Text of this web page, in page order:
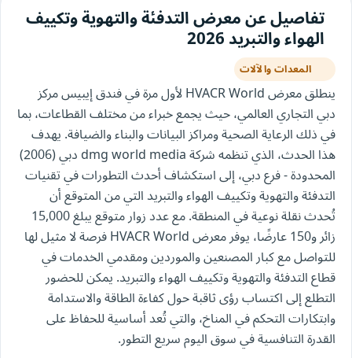
تفاصيل عن معرض التدفئة والتهوية وتكييف
الهواء والتبريد 2026
المعدات والآلات
ينطلق معرض HVACR World لأول مرة في فندق إيبيس مركز
دبي التجاري العالمي، حيث يجمع خبراء من مختلف القطاعات، بما
في ذلك الرعاية الصحية ومراكز البيانات والبناء والضيافة. يهدف
هذا الحدث، الذي تنظمه شركة dmg world media دبي (2006)
المحدودة - فرع دبي، إلى استكشاف أحدث التطورات في تقنيات
التدفئة والتهوية وتكييف الهواء والتبريد التي من المتوقع أن
تُحدث نقلة نوعية في المنطقة. مع عدد زوار متوقع يبلغ 15,000
زائر و150 عارضًا، يوفر معرض HVACR World فرصة لا مثيل لها
للتواصل مع كبار المصنعين والموردين ومقدمي الخدمات في
قطاع التدفئة والتهوية وتكييف الهواء والتبريد. يمكن للحضور
التطلع إلى اكتساب رؤى ثاقبة حول كفاءة الطاقة والاستدامة
وابتكارات التحكم في المناخ، والتي تُعد أساسية للحفاظ على
القدرة التنافسية في سوق اليوم سريع التطور.